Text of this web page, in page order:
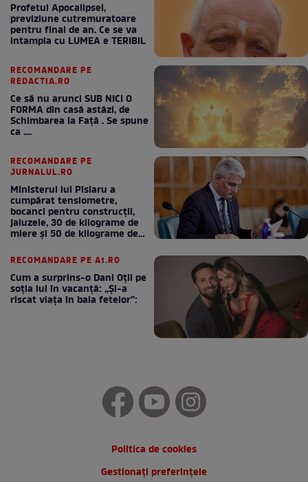
Profetul Apocalipsei,
previziune cutremuratoare
pentru final de an. Ce se va
intampla cu LUMEA e TERIBIL
RECOMANDARE PE
REDACTIA.RO
Ce să nu arunci SUB NICI O
FORMA din casă astăzi, de
Schimbarea la Față . Se spune
ca ....
RECOMANDARE PE
JURNALUL.RO
Ministerul lui Pîslaru a
cumpărat tensiometre,
bocanci pentru construcții,
jaluzele, 30 de kilograme de
miere și 50 de kilograme de
RECOMANDARE PE A1.RO
Cum a surprins-o Dani Oțil pe
soția lui în vacanță: „Și-a
riscat viața în baia fetelor”:
Politica de cookies
Gestionați preferințele